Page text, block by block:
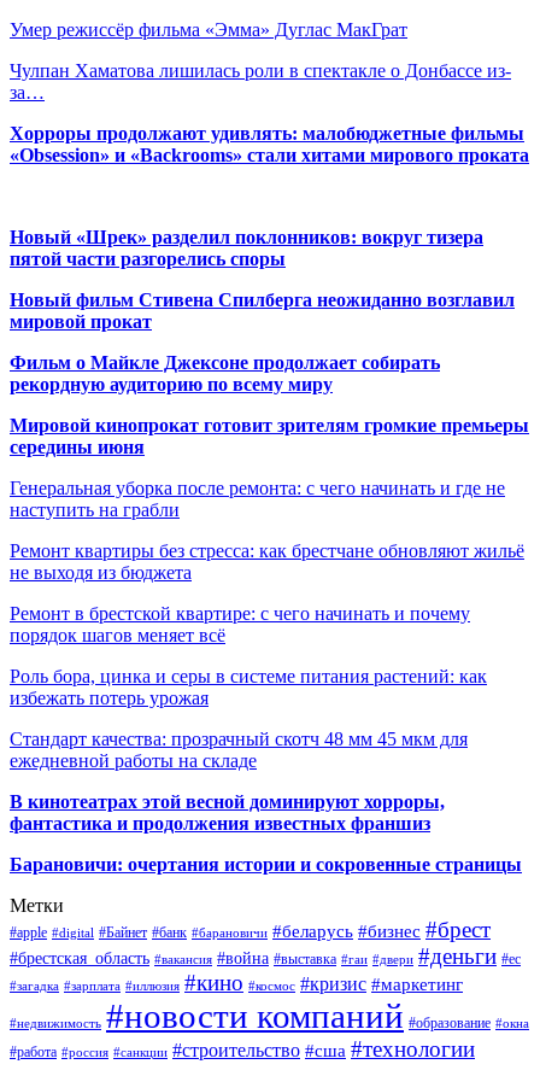
Умер режиссёр фильма «Эмма» Дуглас МакГрат
Чулпан Хаматова лишилась роли в спектакле о Донбассе из-
за…
Хорроры продолжают удивлять: малобюджетные фильмы
«Obsession» и «Backrooms» стали хитами мирового проката
Новый «Шрек» разделил поклонников: вокруг тизера
пятой части разгорелись споры
Новый фильм Стивена Спилберга неожиданно возглавил
мировой прокат
Фильм о Майкле Джексоне продолжает собирать
рекордную аудиторию по всему миру
Мировой кинопрокат готовит зрителям громкие премьеры
середины июня
Генеральная уборка после ремонта: с чего начинать и где не
наступить на грабли
Ремонт квартиры без стресса: как брестчане обновляют жильё
не выходя из бюджета
Ремонт в брестской квартире: с чего начинать и почему
порядок шагов меняет всё
Роль бора, цинка и серы в системе питания растений: как
избежать потерь урожая
Стандарт качества: прозрачный скотч 48 мм 45 мкм для
ежедневной работы на складе
В кинотеатрах этой весной доминируют хорроры,
фантастика и продолжения известных франшиз
Барановичи: очертания истории и сокровенные страницы
Метки
#apple #digital #Байнет #банк #барановичи #беларусь #бизнес #брест
#брестская_область #вакансия #война #выставка #гаи #двери #деньги #ес
#загадка #зарплата #иллюзия #кино #космос #кризис #маркетинг
#недвижимость #новости компаний #образование #окна
#работа #россия #санкции #строительство #сша #технологии